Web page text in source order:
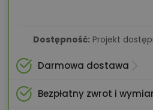
Dostępność: Projekt
Darmowa dostawa
Bezpłatny zwrot i